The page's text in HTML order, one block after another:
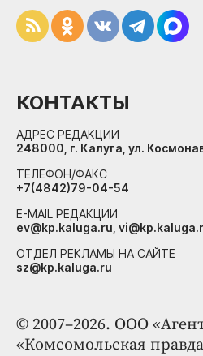
© 2007–2026. ООО
«Комсомольская
КОНТАКТЫ
АДРЕС РЕДАКЦИИ
248000, г. Калуга, ул.
ТЕЛЕФОН/ФАКС
+7(4842)79-04-54
E-MAIL РЕДАКЦИИ
ev@kp.kaluga.ru,
ОТДЕЛ РЕКЛАМЫ НА САЙТЕ
sz@kp.kaluga.ru